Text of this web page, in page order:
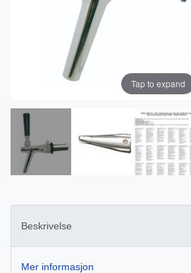
Tap to expand
Beskrivelse
Mer informasjon